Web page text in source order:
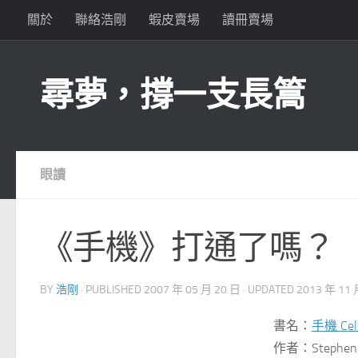
Skip to content
關於 聯絡浩剛 蝦皮賣場 讀冊賣場
尋夢，撐一支長篙
眼讀
《手機》打通了嗎？
BY 浩剛 · PUBLISHED 2007 年 05 月 20 日 · UPDATED 2013 年 11
書名： 手機
作者：